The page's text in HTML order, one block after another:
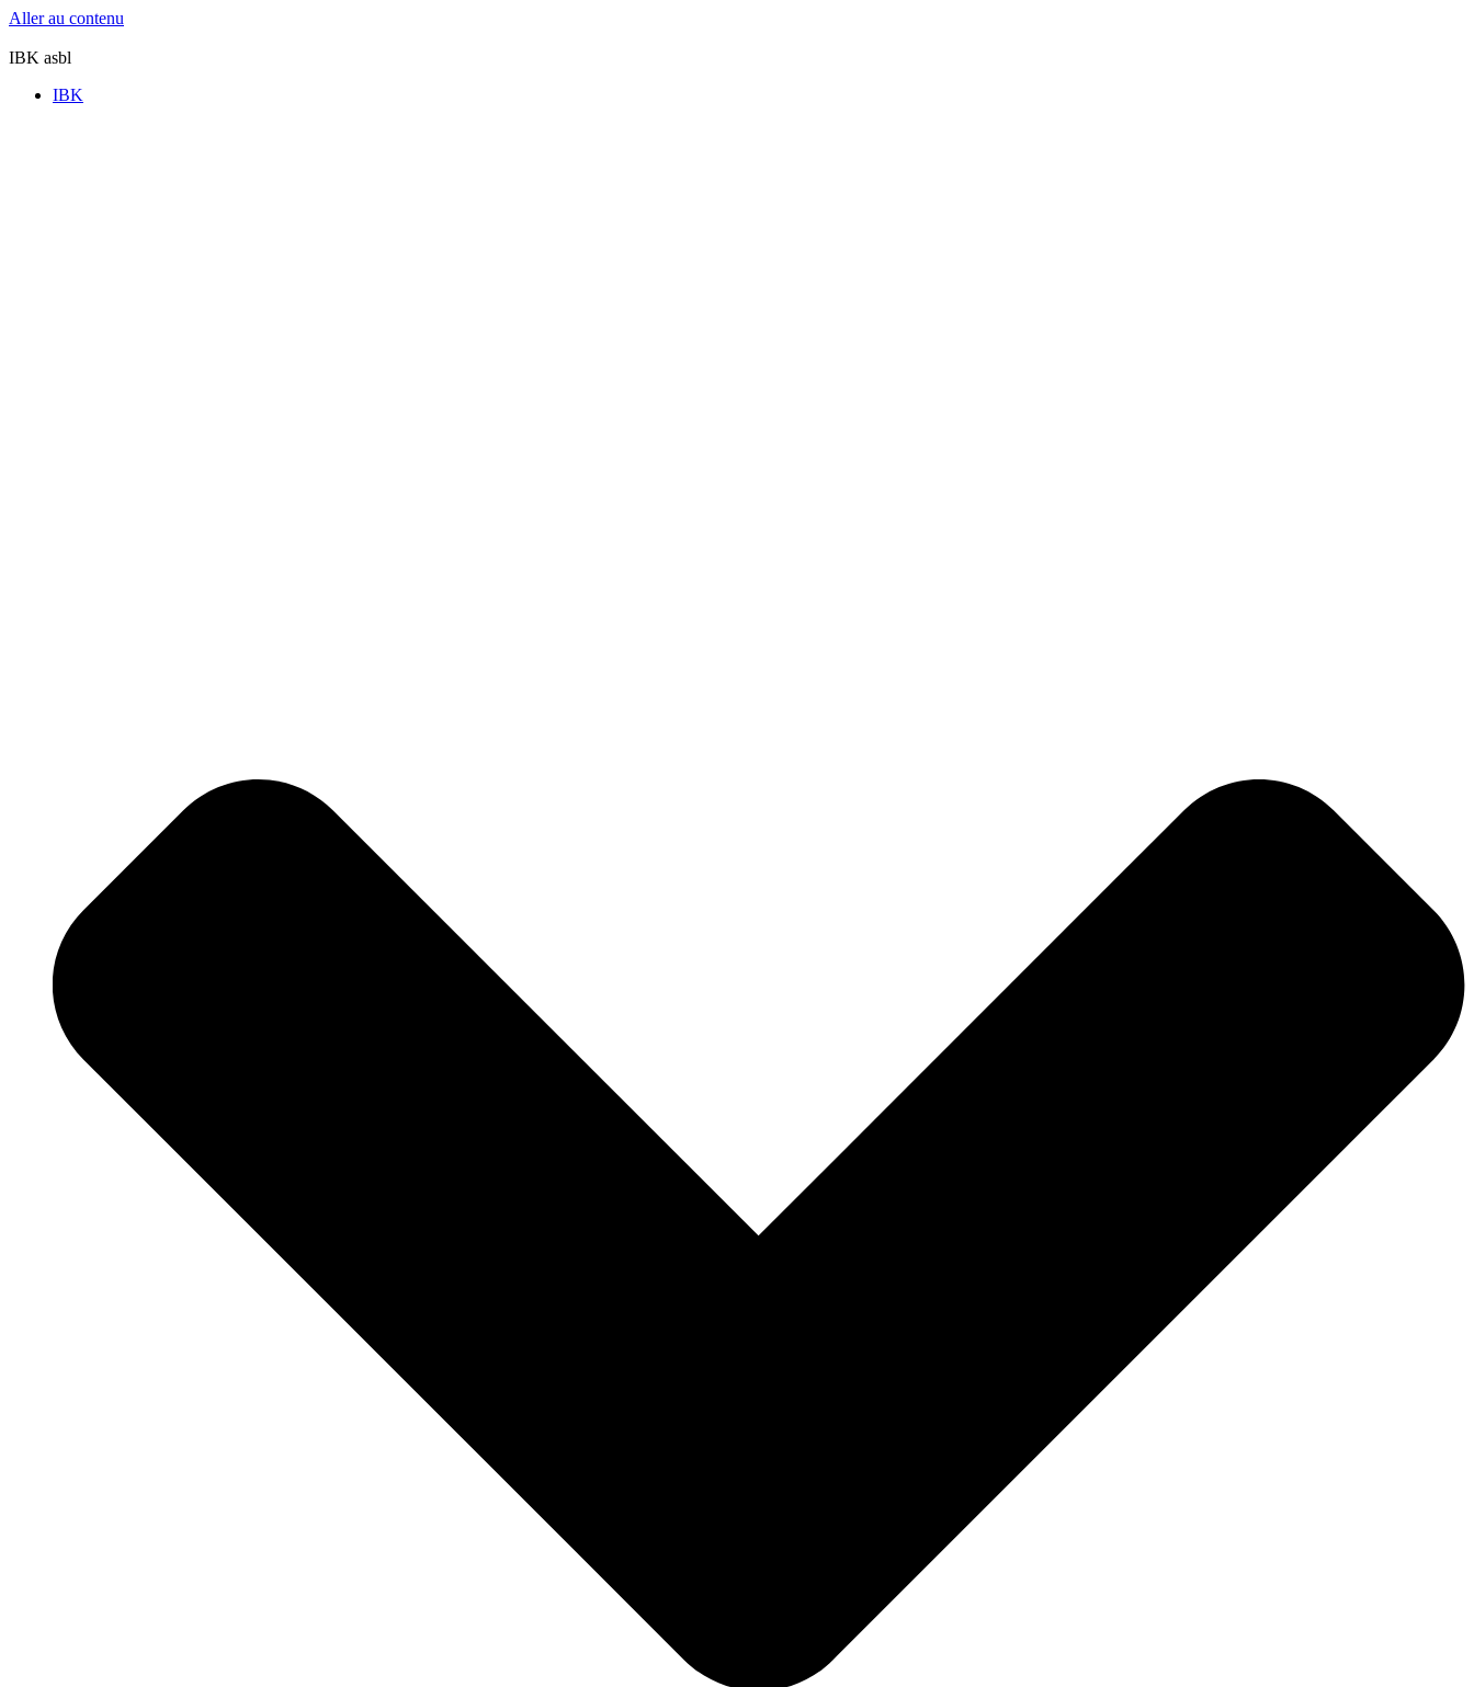
Aller au contenu
IBK asbl
IBK